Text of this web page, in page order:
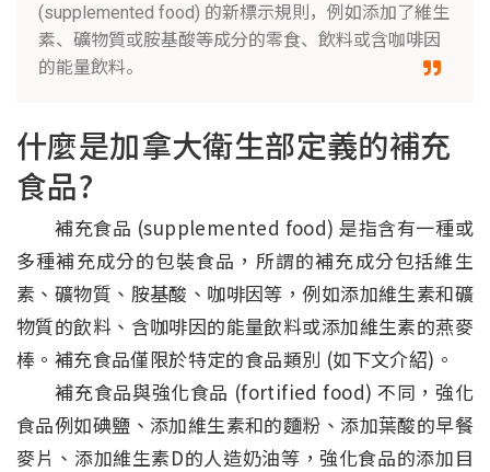
(supplemented food) 的新標示規則，例如添加了維生
素、礦物質或胺基酸等成分的零食、飲料或含咖啡因
的能量飲料。
什麼是加拿大衛生部定義的補充
食品?
補充食品 (supplemented food) 是指含有一種或
多種補充成分的包裝食品，所謂的補充成分包括維生
素、礦物質、胺基酸、咖啡因等，例如添加維生素和礦
物質的飲料、含咖啡因的能量飲料或添加維生素的燕麥
棒。補充食品僅限於特定的食品類別 (如下文介紹)。
補充食品與強化食品 (fortified food) 不同，強化
食品例如碘鹽、添加維生素和的麵粉、添加葉酸的早餐
麥片、添加維生素D的人造奶油等，強化食品的添加目